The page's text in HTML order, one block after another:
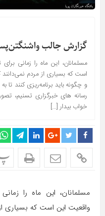
گزارش جالب
مسلمانان، این ماه را زمانی
است که بسیاری از مردم نمی‌دانند
و چگونه باید برنامه‌ریزی کنند تا
خواب بیدار […]
مسلمانان، این ماه را
واقعیت این است که بسیاری